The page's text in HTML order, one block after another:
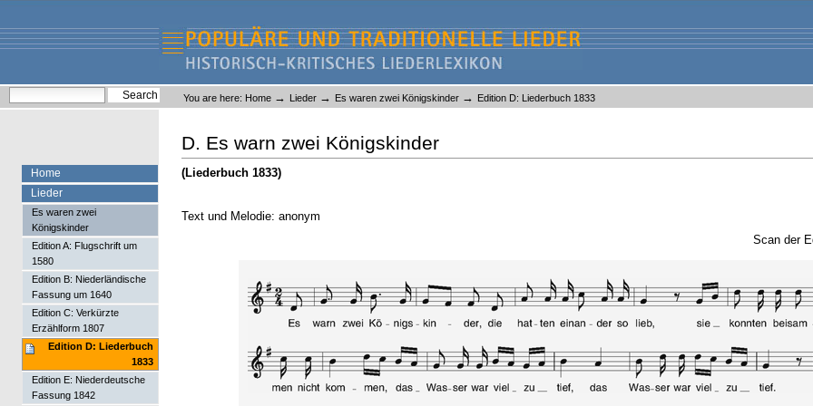
content.
navigation
Liederlexikon
Personal
tools
You are here: Home → Lieder → Es waren zwei Königskinder → Edition D: Liederbuch 1833
D. Es warn zwei Königskinder
(Liederbuch 1833)
Text und Melodie: anonym
Scan der
Home
Lieder
Es waren zwei
Königskinder
Edition A: Flugschrift um
1580
Edition B: Niederländische
Fassung um 1640
Edition C: Verkürzte
Erzählform 1807
Edition D: Liederbuch
1833
Edition E: Niederdeutsche
Fassung 1842